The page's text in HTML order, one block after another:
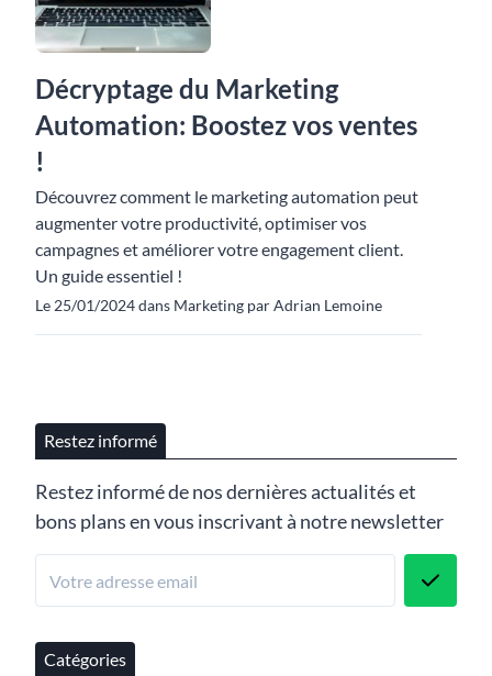
Décryptage du Marketing
Automation: Boostez vos ventes
!
Découvrez comment le marketing automation peut
augmenter votre productivité, optimiser vos
campagnes et améliorer votre engagement client.
Un guide essentiel !
Le 25/01/2024 dans Marketing par Adrian Lemoine
Restez informé
Restez informé de nos dernières actualités et
bons plans en vous inscrivant à notre newsletter
Catégories